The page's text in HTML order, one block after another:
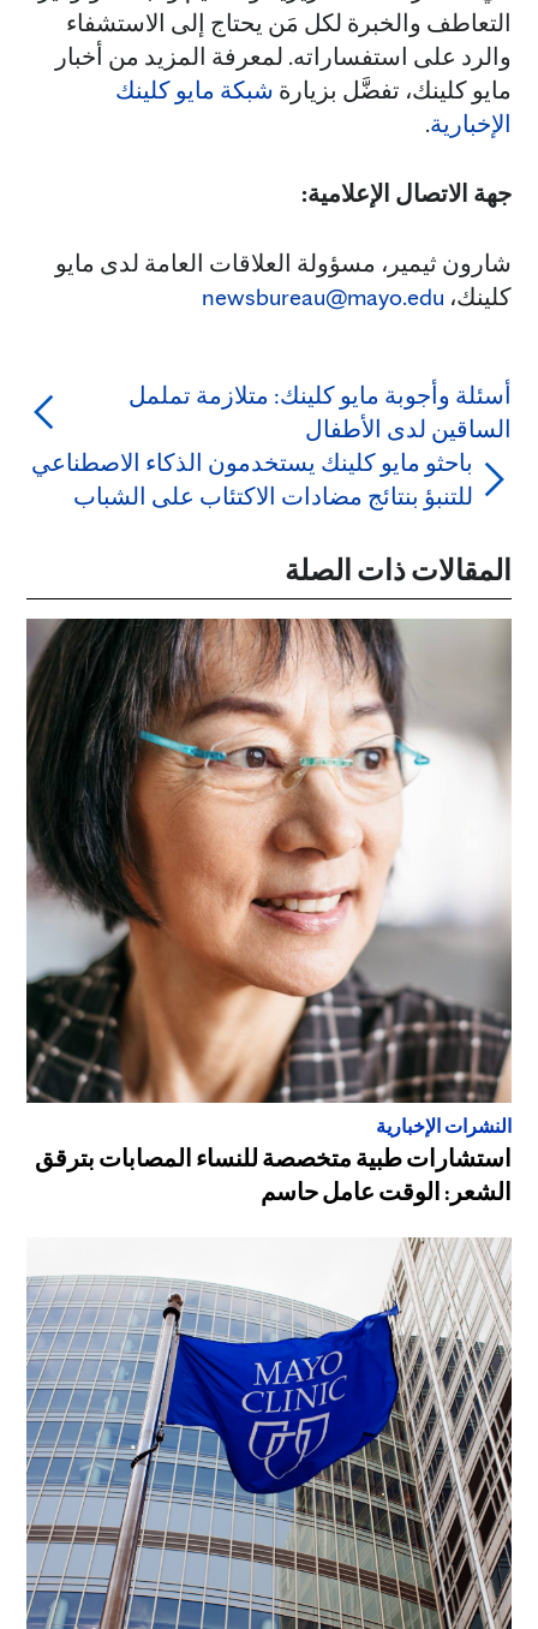
التعاطف والخبرة لكل مَن يحتاج إلى الاستشفاء
والرد على استفساراته. لمعرفة المزيد من أخبار
مايو كلينك، تفضَّل بزيارة شبكة مايو كلينك
الإخبارية.
جهة الاتصال الإعلامية:
شارون ثيمير، مسؤولة العلاقات العامة لدى مايو
كلينك، newsbureau@mayo.edu
أسئلة وأجوبة مايو كلينك: متلازمة تململ
الساقين لدى الأطفال
باحثو مايو كلينك يستخدمون الذكاء الاصطناعي
للتنبؤ بنتائج مضادات الاكتئاب على الشباب
المقالات ذات الصلة
النشرات الإخبارية
استشارات طبية متخصصة للنساء المصابات بترقق
الشعر: الوقت عامل حاسم